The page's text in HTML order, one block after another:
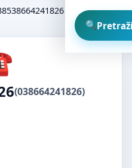
(038664241826)